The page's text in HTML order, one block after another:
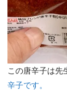
この唐辛子は先
辛子です。